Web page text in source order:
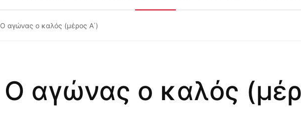
Ο αγώνας ο καλός (μέρος Α΄)
Ο αγώνας ο καλός